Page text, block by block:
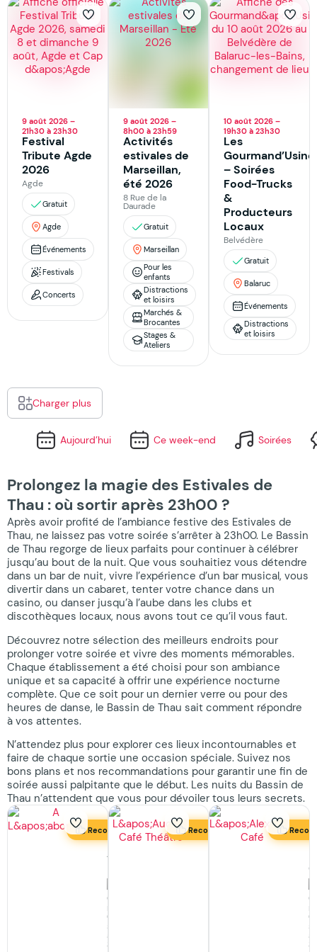
9 août 2026 –
21h30 à 23h30
Festival
Tribute Agde
2026
Agde
Gratuit
Agde
Événements
Festivals
Concerts
9 août 2026 –
8h00 à 23h59
Activités
estivales de
Marseillan,
été 2026
8 Rue de la
Daurade
Gratuit
Marseillan
Pour les
enfants
Distractions
et loisirs
Marchés &
Brocantes
Stages &
Ateliers
10 août 2026 –
19h30 à 23h30
Les
– Soirées
Food-Trucks
&
Producteurs
Locaux
Belvédère
Gratuit
Balaruc
Événements
Distractions
et loisirs
Charger plus
Aujourd’hui Ce week-end Soirées
Prolongez la magie des Estivales de
Thau : où sortir après 23h00 ?
Après avoir profité de l’ambiance festive des Estivales de
Thau, ne laissez pas votre soirée s’arrêter à 23h00. Le Bassin
de Thau regorge de lieux parfaits pour continuer à célébrer
jusqu’au bout de la nuit. Que vous souhaitiez vous détendre
dans un bar de nuit, vivre l’expérience d’un bar musical, vous
divertir dans un cabaret, tenter votre chance dans un
casino, ou danser jusqu’à l’aube dans les clubs et
discothèques locaux, nous avons tout ce qu’il vous faut.
Découvrez notre sélection des meilleurs endroits pour
prolonger votre soirée et vivre des moments mémorables.
Chaque établissement a été choisi pour son ambiance
unique et sa capacité à offrir une expérience nocturne
complète. Que ce soit pour un dernier verre ou pour des
heures de danse, le Bassin de Thau sait comment répondre
à vos attentes.
N’attendez plus pour explorer ces lieux incontournables et
faire de chaque sortie une occasion spéciale. Suivez nos
bons plans et nos recommandations pour garantir une fin de
soirée aussi palpitante que le début. Les nuits du Bassin de
Thau n’attendent que vous pour dévoiler tous leurs secrets.
Recommandé
A
Où
Où
sortir
à
Sète
Recommandé
à